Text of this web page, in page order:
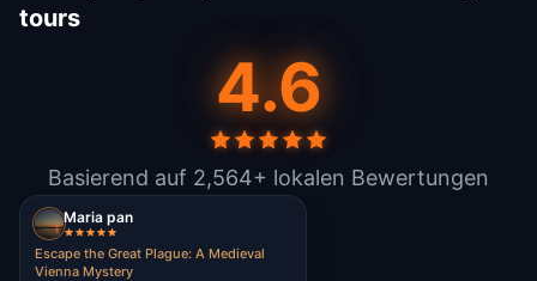
tours
4.6
Basierend auf 2,564+ lokalen Bewertungen
Maria pan
Escape the Great Plague: A Medieval
Vienna Mystery